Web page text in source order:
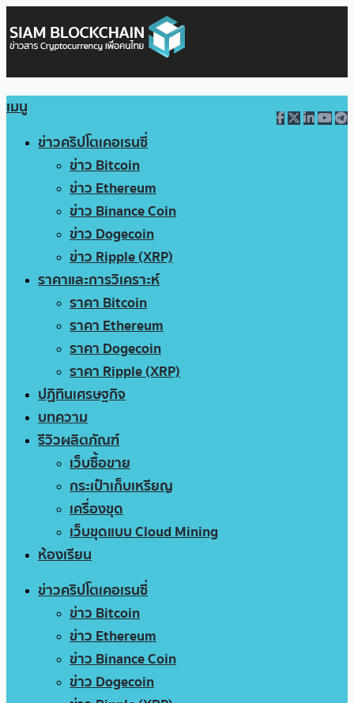
เมนู
ข่าวคริปโตเคอเรนซี่
ข่าว Bitcoin
ข่าว Ethereum
ข่าว Binance Coin
ข่าว Dogecoin
ข่าว Ripple (XRP)
ราคาและการวิเคราะห์
ราคา Bitcoin
ราคา Ethereum
ราคา Dogecoin
ราคา Ripple (XRP)
ปฏิทินเศรษฐกิจ
บทความ
รีวิวผลิตภัณฑ์
เว็บซื้อขาย
กระเป๋าเก็บเหรียญ
เครื่องขุด
เว็บขุดแบบ Cloud Mining
ห้องเรียน
ข่าวคริปโตเคอเรนซี่
ข่าว Bitcoin
ข่าว Ethereum
ข่าว Binance Coin
ข่าว Dogecoin